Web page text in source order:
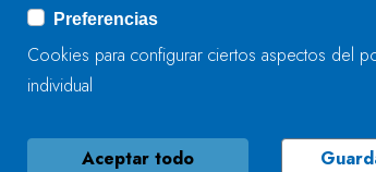
09 DE
Preferencias
Cookies para configurar ciertos aspectos del
individual
Aceptar todo